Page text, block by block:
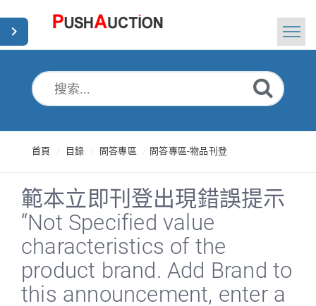
Chinese Traditional
首頁 目錄 問答專區 問答專區-物品刊登
範本立即刊登出現錯誤提示
“Not Specified value
characteristics of the
product brand. Add Brand to
this announcement, enter a